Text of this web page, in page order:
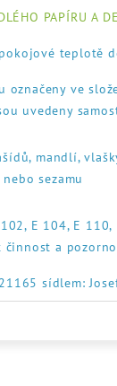
PAPÍRU A
teplotě
ve
uvedeny
mandlí,
sezamu
E 104, E 110,
a
sídlem: